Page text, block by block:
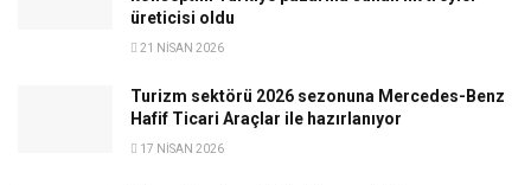
üreticisi oldu
21 NISAN 2026
Turizm sektörü 2026 sezonuna Mercedes-Benz
Hafif Ticari Araçlar ile hazırlanıyor
17 NISAN 2026